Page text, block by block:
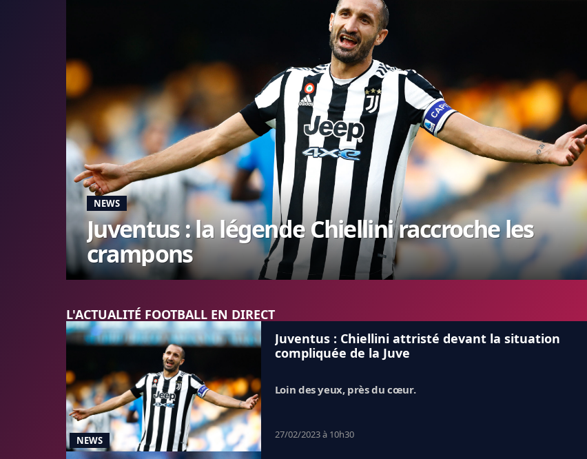
NEWS
Juventus : la légende Chiellini raccroche les
crampons
L'ACTUALITÉ FOOTBALL EN DIRECT
NEWS
Juventus : Chiellini attristé devant la situation
compliquée de la Juve
Loin des yeux, près du cœur.
27/02/2023 à 10h30